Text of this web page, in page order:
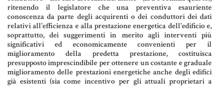
Aziende e società
AZIENDA & SOCIETÀ
CONTRATTO DI RETE
ENTI NO-PROFIT
ritenendo il legislatore che una preventiva esauriente
conoscenza da parte degli acquirenti o dei conduttori dei dati
relativi all'efficienza e alla prestazione energetica dell'edificio e,
soprattutto, dei suggerimenti in merito agli interventi più
significativi ed economicamente convenienti per il
miglioramento della predetta prestazione, costituisca
presupposto imprescindibile per ottenere un costante e graduale
miglioramento delle prestazioni energetiche anche degli edifici
già esistenti (sia come incentivo per gli attuali proprietari a